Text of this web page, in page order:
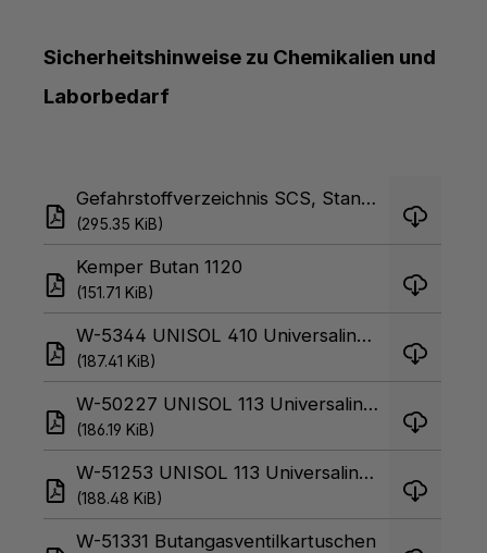
Sicherheitshinweise zu Chemikalien und
Laborbedarf
Gefahrstoffverzeichnis SCS, Stand Juni 2019
(295.35 KiB)
Kemper Butan 1120
(151.71 KiB)
W-5344 UNISOL 410 Universalindikator flssig
(187.41 KiB)
W-50227 UNISOL 113 Universalindikator flssig
(186.19 KiB)
W-51253 UNISOL 113 Universalindikator Nachfllflasche
(188.48 KiB)
W-51331 Butangasventilkartuschen